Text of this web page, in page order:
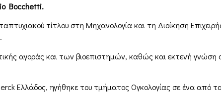
Bocchetti.
τίτλου στη Μηχανολογία και τη Διοίκηση
αγοράς και των βιοεπιστημών, καθώς και εκτενή γνώση
Ελλάδος, ηγήθηκε του τμήματος Ογκολογίας σε ένα από